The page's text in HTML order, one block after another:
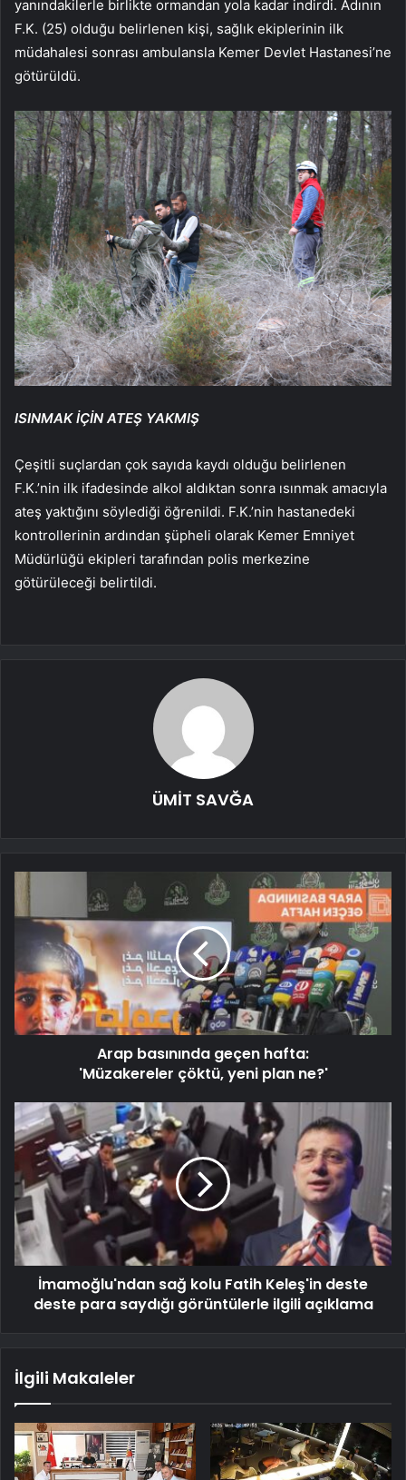
yanındakilerle birlikte ormandan yola kadar indirdi. Adının
F.K. (25) olduğu belirlenen kişi, sağlık ekiplerinin ilk
müdahalesi sonrası ambulansla Kemer Devlet Hastanesi’ne
götürüldü.
ISINMAK İÇİN ATEŞ YAKMIŞ
Çeşitli suçlardan çok sayıda kaydı olduğu belirlenen
F.K.’nin ilk ifadesinde alkol aldıktan sonra ısınmak amacıyla
ateş yaktığını söylediği öğrenildi. F.K.’nin hastanedeki
kontrollerinin ardından şüpheli olarak Kemer Emniyet
Müdürlüğü ekipleri tarafından polis merkezine
götürüleceği belirtildi.
ÜMİT SAVĞA
Arap basınında geçen hafta:
'Müzakereler çöktü, yeni plan ne?'
İmamoğlu'ndan sağ kolu Fatih Keleş'in deste
deste para saydığı görüntülerle ilgili açıklama
İlgili Makaleler